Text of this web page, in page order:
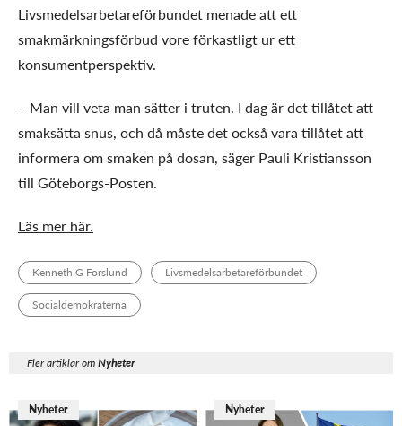
Livsmedelsarbetareförbundet menade att ett
smakmärkningsförbud vore förkastligt ur ett
konsumentperspektiv.
– Man vill veta man sätter i truten. I dag är det tillåtet att
smaksätta snus, och då måste det också vara tillåtet att
informera om smaken på dosan, säger Pauli Kristiansson
till Göteborgs-Posten.
Läs mer här.
Kenneth G Forslund Livsmedelsarbetareförbundet
Socialdemokraterna
Fler artiklar omNyheter
Nyheter Nyheter